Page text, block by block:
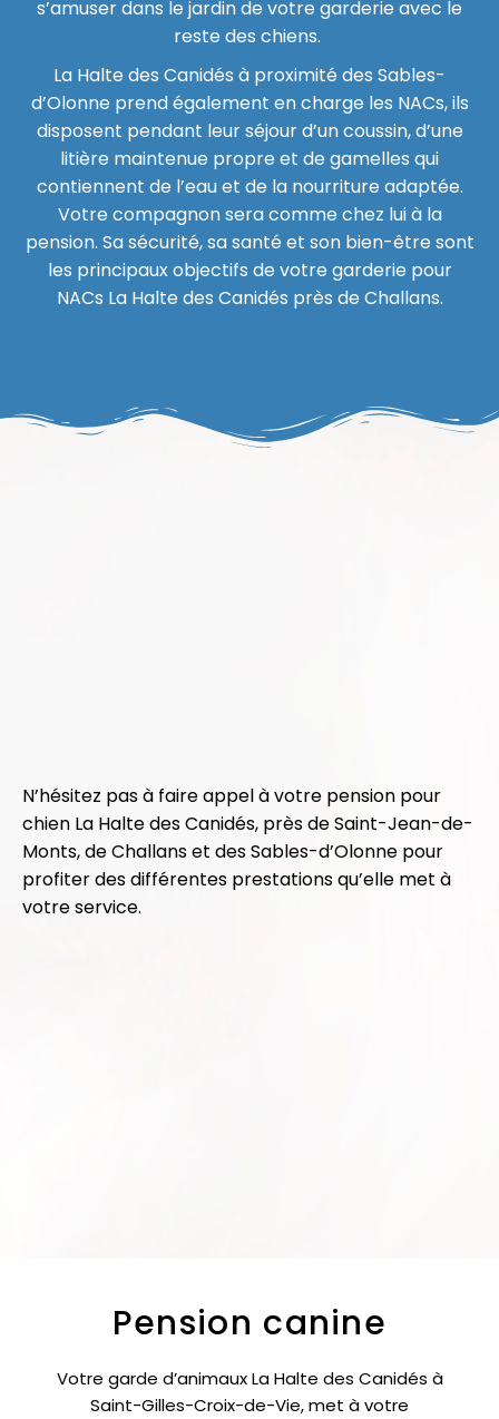
s’amuser dans le jardin de votre garderie avec le
reste des chiens.
La Halte des Canidés à proximitédes Sables-
d’Olonne prend également en charge les NACs, ils
disposent pendant leur séjour d’un coussin, d’une
litière maintenue propre et de gamelles qui
contiennent de l’eau et de la nourriture adaptée.
Votre compagnon sera comme chez lui à la
pension. Sa sécurité, sa santé et son bien-être sont
les principaux objectifs de votre garderie pour
NACs La Halte des Canidés près de Challans.
N’hésitez pas à faire appel à votre pension pour
chien La Halte des Canidés, près de Saint-Jean-de-
Monts, de Challans et desSables-d’Olonne pour
profiter des différentes prestations qu’elle met à
votre service.
Pension canine
Votre garde d’animaux La Halte des Canidés à
Saint-Gilles-Croix-de-Vie, met à votre